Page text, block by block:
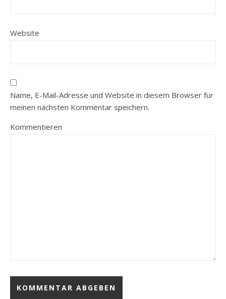
Website
Name, E-Mail-Adresse und Website in diesem Browser für
meinen nächsten Kommentar speichern.
Kommentieren